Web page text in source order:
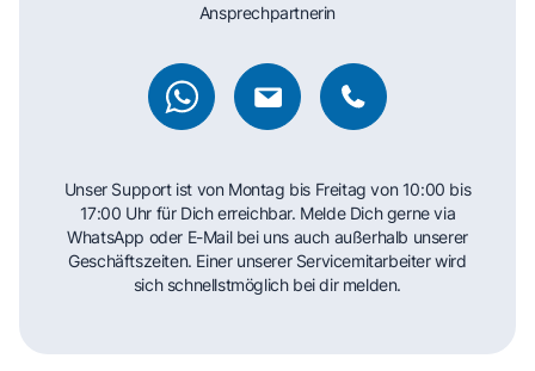
Ansprechpartnerin
Unser Support ist von Montag bis Freitag von 10:00 bis
17:00 Uhr für Dich erreichbar. Melde Dich gerne via
WhatsApp oder E-Mail bei uns auch außerhalb unserer
Geschäftszeiten. Einer unserer Servicemitarbeiter wird
sich schnellstmöglich bei dir melden.